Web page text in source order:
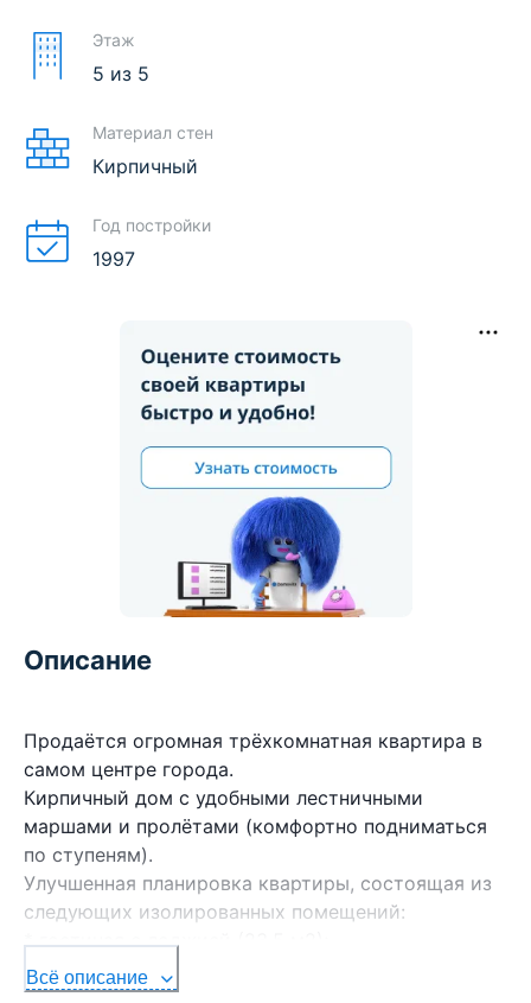
Этаж
5 из 5
Материал стен
Кирпичный
Год постройки
1997
Описание
Продаётся огромная трёхкомнатная квартира в
самом центре города.
Кирпичный дом с удобными лестничными
маршами и пролётами (комфортно подниматься
по ступеням).
Улучшенная планировка квартиры, состоящая из
следующих изолированных помещений:
* гостиная с лоджией (23.5 м2);
* просторная кухня (16.7 м2) с лоджией;
* две спальни (20.4 м2 и 13 м2), конструктивно
Всё описание